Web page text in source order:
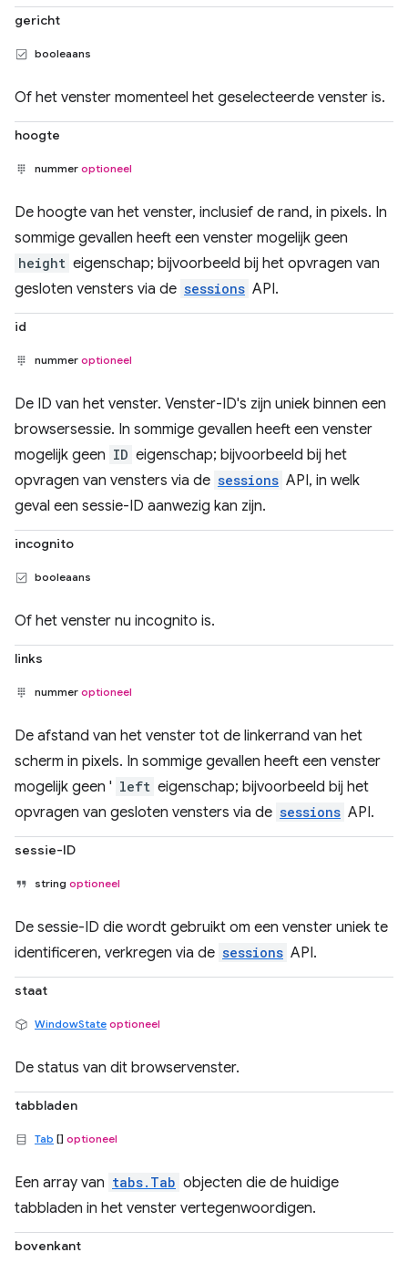
gericht
booleaans
Of het venster momenteel het geselecteerde venster is.
hoogte
nummer optioneel
De hoogte van het venster, inclusief de rand, in pixels. In
sommige gevallen heeft een venster mogelijk geen
height eigenschap; bijvoorbeeld bij het opvragen van
gesloten vensters via de sessions API.
id
nummer optioneel
De ID van het venster. Venster-ID's zijn uniek binnen een
browsersessie. In sommige gevallen heeft een venster
mogelijk geen ID eigenschap; bijvoorbeeld bij het
opvragen van vensters via de sessions API, in welk
geval een sessie-ID aanwezig kan zijn.
incognito
booleaans
Of het venster nu incognito is.
links
nummer optioneel
De afstand van het venster tot de linkerrand van het
scherm in pixels. In sommige gevallen heeft een venster
mogelijk geen ' left eigenschap; bijvoorbeeld bij het
opvragen van gesloten vensters via de sessions API.
sessie-ID
string optioneel
De sessie-ID die wordt gebruikt om een ​​venster uniek te
identificeren, verkregen via de sessions API.
staat
WindowState optioneel
De status van dit browservenster.
tabbladen
Tab [] optioneel
Een array van tabs.Tab objecten die de huidige
tabbladen in het venster vertegenwoordigen.
bovenkant